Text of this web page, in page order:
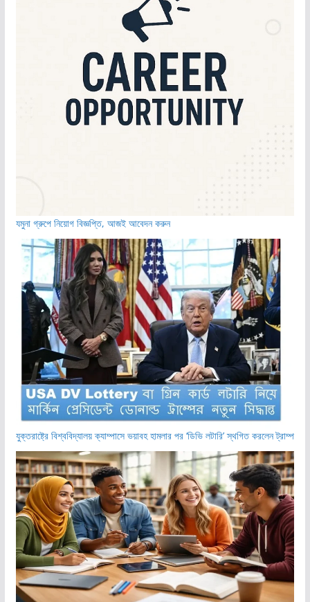
যমুনা গ্রুপে নিয়োগ বিজ্ঞপ্তি, আজই আবেদন করুন
যুক্তরাষ্ট্রে বিশ্ববিদ্যালয় ক্যাম্পাসে ভয়াবহ হামলার পর ‘ডিভি লটারি’ স্থগিত করলেন ট্রাম্প